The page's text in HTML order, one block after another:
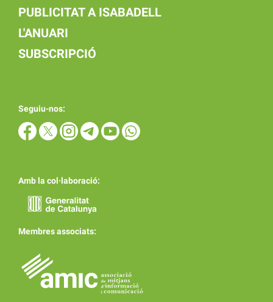
PUBLICITAT A ISABADELL
L'ANUARI
SUBSCRIPCIÓ
Seguiu-nos:
Amb la col·laboració:
Membres associats: